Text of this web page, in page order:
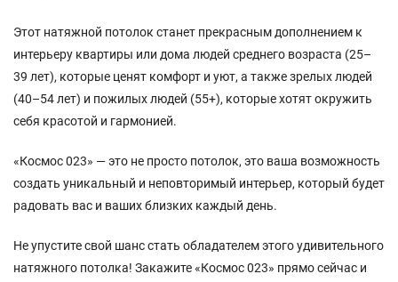
Этот натяжной потолок станет прекрасным дополнением к
интерьеру квартиры или дома людей среднего возраста (25–
39 лет), которые ценят комфорт и уют, а также зрелых людей
(40–54 лет) и пожилых людей (55+), которые хотят окружить
себя красотой и гармонией.
«Космос 023» — это не просто потолок, это ваша возможность
создать уникальный и неповторимый интерьер, который будет
радовать вас и ваших близких каждый день.
Не упустите свой шанс стать обладателем этого удивительного
натяжного потолка! Закажите «Космос 023» прямо сейчас и